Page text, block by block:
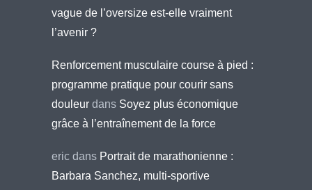
vague de l’oversize est-elle vraiment
l’avenir ?
Renforcement musculaire course à pied :
programme pratique pour courir sans
douleur dans Soyez plus économique
grâce à l’entraînement de la force
eric dans Portrait de marathonienne :
Barbara Sanchez, multi-sportive